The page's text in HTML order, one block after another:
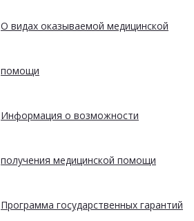
О видах оказываемой медицинской
помощи
Информация о возможности
получения медицинской помощи
Программа государственных гарантий